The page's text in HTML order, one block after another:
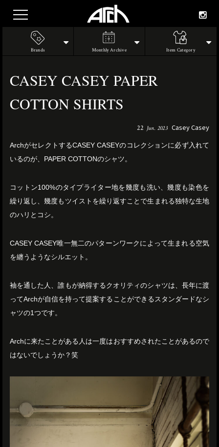
Brands Monthly Archive Item Category
CASEY CASEY PAPER
COTTON SHIRTS
22 Jun. 2023 Casey Casey
ArchがセレクトするCASEY CASEYのコレクションに必ず入れて
いるのが、PAPER COTTONのシャツ。
コットン100%のタイプライター地を幾度も洗い、幾度も染色を
繰り返し、幾度もツイストを繰り返すことで生まれる独特な生地
のハリとコシ。
CASEY CASEY唯一無二のパターンワークによって生まれる空気
を纏うようなシルエット。
袖を通した人、誰もが納得するクオリティのシャツは、長年に渡
ってArchが自信を持って提案することができるスタンダードなシ
ャツの1つです。
Archに来たことがある人は一度はおすすめされたことがあるので
はないでしょうか？笑